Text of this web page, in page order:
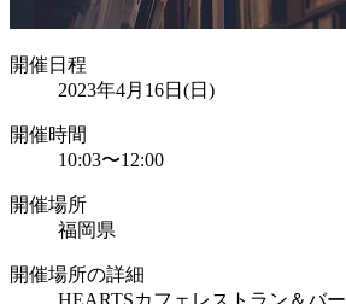
開催日程
2023年4月16日(日)
開催時間
10:03〜12:00
開催場所
福岡県
開催場所の詳細
HEARTSカフェレストラン＆バー